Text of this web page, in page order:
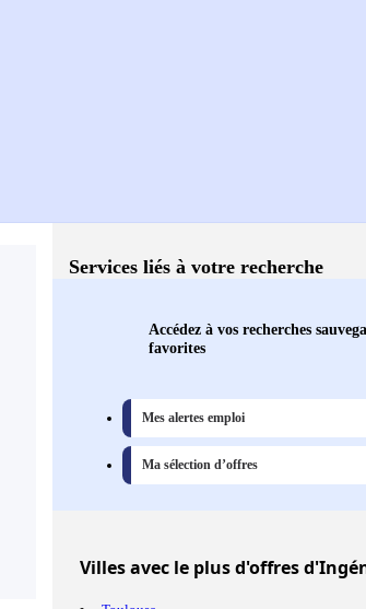
Services liés à votre recherche
Accédez à vos recherches
favorites
Mes alertes emploi
Ma sélection d’offres
Villesavec le plus d'offres